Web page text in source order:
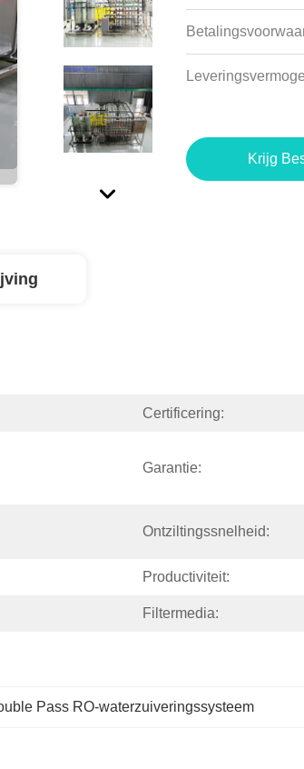
Krijg
Certificering:
Garantie:
Ontziltingssnelheid:
Productiviteit:
Filtermedia:
Pass RO-waterzuiveringssysteem